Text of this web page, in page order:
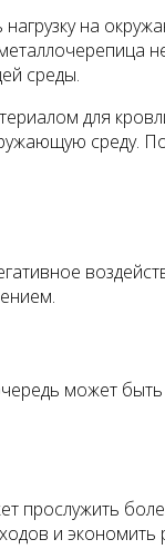
на
среды.
для
среду.
может
прослужить
и экономить